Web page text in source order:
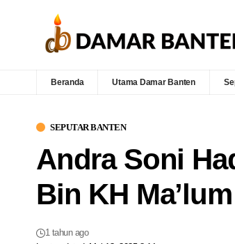
Beranda Utama Damar Banten
SEPUTAR BANTEN
Andra Soni
Bin KH
1 tahun ago